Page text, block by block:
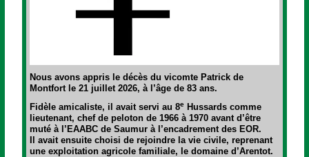
Nous avons appris le décès du vicomte Patrick de
Montfort le 21 juillet 2026, à l’âge de 83 ans.
Fidèle amicaliste, il avait servi au 8e Hussards comme
lieutenant, chef de peloton de 1966 à 1970 avant d’être
muté à l’EAABC de Saumur à l’encadrement des EOR.
Il avait ensuite choisi de rejoindre la vie civile, reprenant
une exploitation agricole familiale, le domaine d’Arentot.